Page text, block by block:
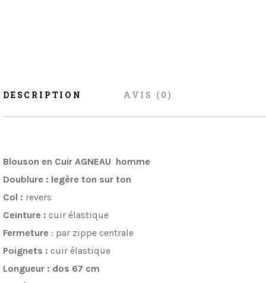
DESCRIPTION AVIS (0)
Blouson en Cuir AGNEAU homme
Doublure : legère ton sur ton
Col : revers
Ceinture : cuir élastique
Fermeture : par zippe centrale
Poignets : cuir élastique
Longueur : dos 67 cm